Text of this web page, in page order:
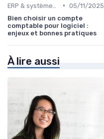
• 05/11/2025
Bien choisir un compte
comptable pour logiciel :
enjeux et bonnes pratiques
À lire aussi